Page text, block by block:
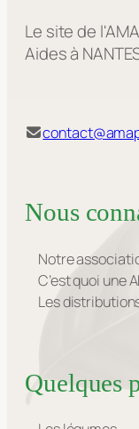
Le site de
Aides à
Nous
Notre
C’est quoi une
Les
Quelques